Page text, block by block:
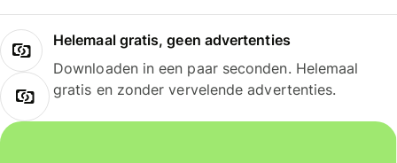
Helemaal gratis, geen advertenties
Downloaden in een paar seconden. Helemaal
gratis en zonder vervelende advertenties.